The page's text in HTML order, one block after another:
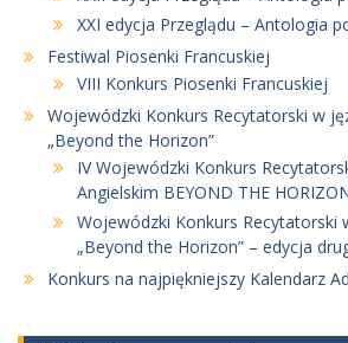
XXI edycja Przeglądu – Antologia
Festiwal Piosenki Francuskiej
VIII Konkurs Piosenki Francuskiej
Wojewódzki Konkurs Recytatorski w
„Beyond the Horizon”
IV Wojewódzki Konkurs
Angielskim BEYOND THE
Wojewódzki Konkurs Recytatorski
„Beyond the Horizon” – edycja
Konkurs na najpiękniejszy Kalendarz